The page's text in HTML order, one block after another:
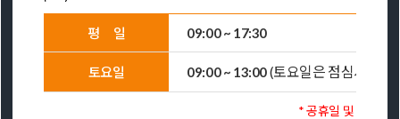
평 일 09:00 ~ 17:30
토요일 09:00 ~ 13:00(토요일은 점심시간 없
* 공휴일 및 일요일